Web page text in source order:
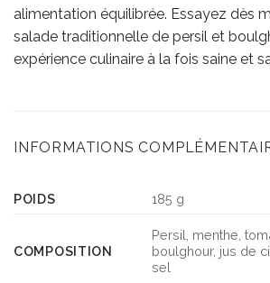
alimentation équilibrée. Essayez dès
salade traditionnelle de persil et
expérience culinaire à la fois saine et
INFORMATIONS
POIDS 185 g
COMPOSITION
Persil, menthe,
boulghour, jus de
sel